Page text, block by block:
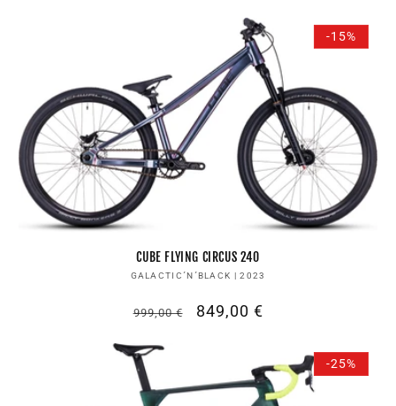
-15%
CUBE FLYING CIRCUS 240
Anbieter:
GALACTIC´N´BLACK | 2023
Normaler
999,00 € Verkaufspreis
849,00 €
-25%